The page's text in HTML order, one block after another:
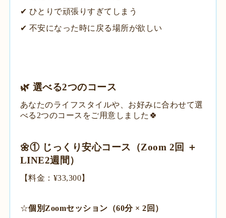
✔ ひとりで頑張りすぎてしまう
✔ 不安になった時に戻る場所が欲しい
​🌿 選べる2つのコース
​あなたのライフスタイルや、お好みに合わせて選
べる2つのコースをご用意しました🍀
​🌼① じっくり安心コース（Zoom 2回 ＋
LINE2週間）
​【料金：¥33,300】
​☆個別Zoomセッション（60分 × 2回）